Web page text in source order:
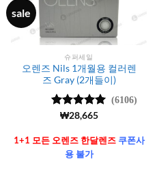
sale
슈퍼세일
오렌즈 Nils 1개월용 컬러렌
즈 Gray (2개들이)
5 중에서
가됨
(6106)
₩28,665
1+1 모든 오렌즈 한달렌즈쿠폰사
용 불가